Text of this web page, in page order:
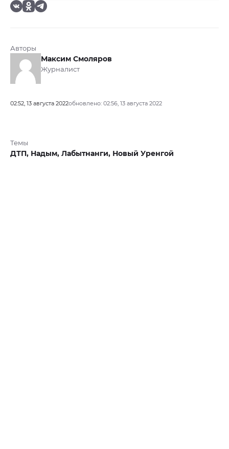
Авторы
Максим Смоляров
Журналист
02:52, 13 августа 2022обновлено: 02:56, 13 августа 2022
Темы
ДТП, Надым, Лабытнанги, Новый Уренгой